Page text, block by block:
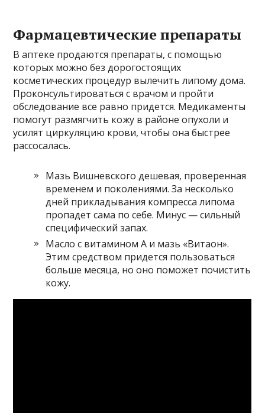
Фармацевтические препараты
В аптеке продаются препараты, с помощью
которых можно без дорогостоящих
косметических процедур вылечить липому дома.
Проконсультироваться с врачом и пройти
обследование все равно придется. Медикаменты
помогут размягчить кожу в районе опухоли и
усилят циркуляцию крови, чтобы она быстрее
рассосалась.
Мазь Вишневского дешевая, проверенная
временем и поколениями. За несколько
дней прикладывания компресса липома
пропадет сама по себе. Минус — сильный
специфический запах.
Масло с витамином А и мазь «Витаон».
Этим средством придется пользоваться
больше месяца, но оно поможет почистить
кожу.